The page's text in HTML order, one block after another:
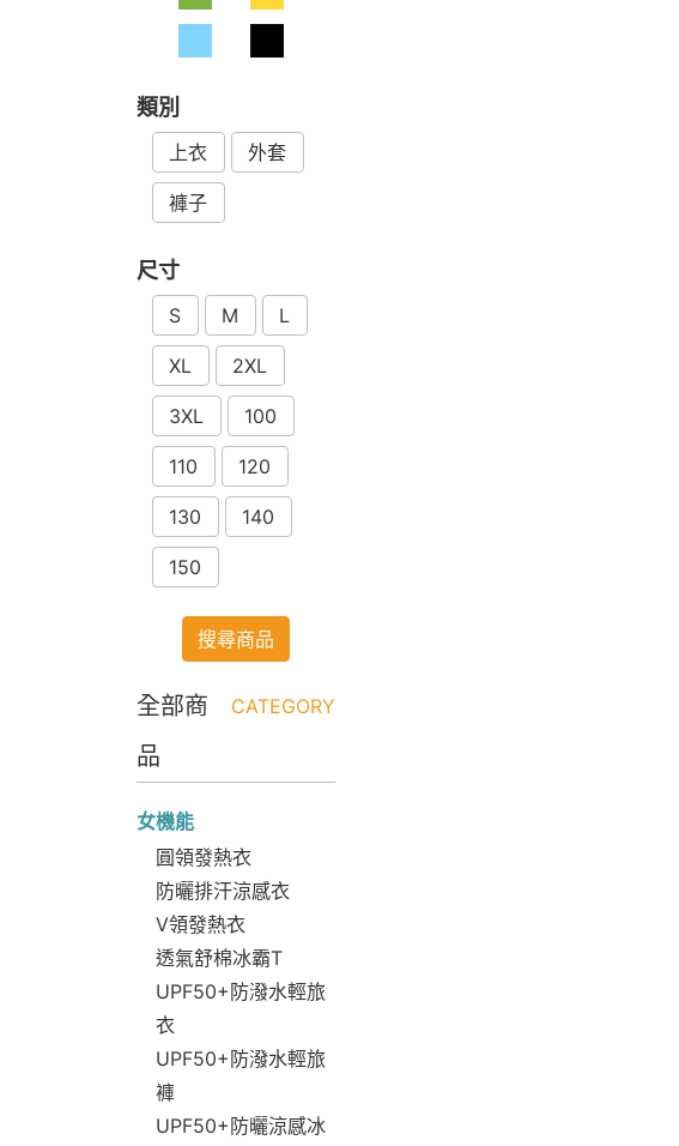
類別
上衣 外套
褲子
尺寸
S M L
XL 2XL
3XL 100
110 120
130 140
150
搜尋商品
全部商
品
CATEGORY
女機能
圓領發熱衣
防曬排汗涼感衣
V領發熱衣
透氣舒棉冰霸T
UPF50+防潑水輕旅
衣
UPF50+防潑水輕旅
褲
UPF50+防曬涼感冰